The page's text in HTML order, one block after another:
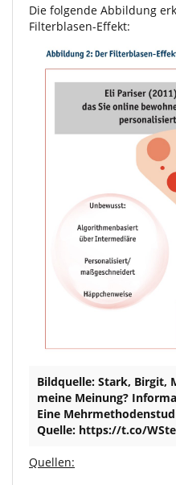
Die folgende Abbildung
Filterblasen-Effekt:
Bildquelle: Stark, Birgit,
meine Meinung?
Eine
Quelle: https://t.co/
Quellen: